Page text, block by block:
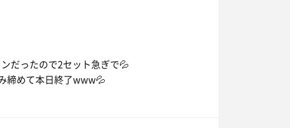
だったので2セット急ぎで💦
締めて本日終了www💦